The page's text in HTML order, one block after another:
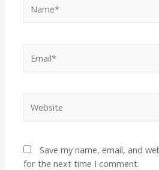
Save my name, email, and
for the next time I comment.